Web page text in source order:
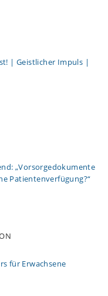
| Geistlicher Impuls |
„Vorsorgedokumente
Patientenverfügung?“
für Erwachsene